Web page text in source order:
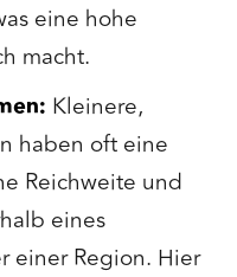
eine hohe
macht.
Kleinere,
haben oft eine
Reichweite und
eines
einer Region. Hier